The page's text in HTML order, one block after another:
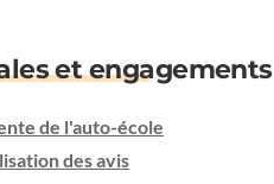
et engagements
de l'auto-école
des avis